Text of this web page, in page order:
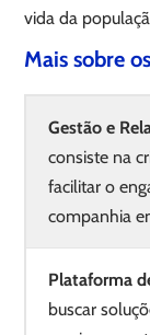
vida da
Mais sobre
Gestão e
consiste na
facilitar o
companhia
Plataforma
buscar